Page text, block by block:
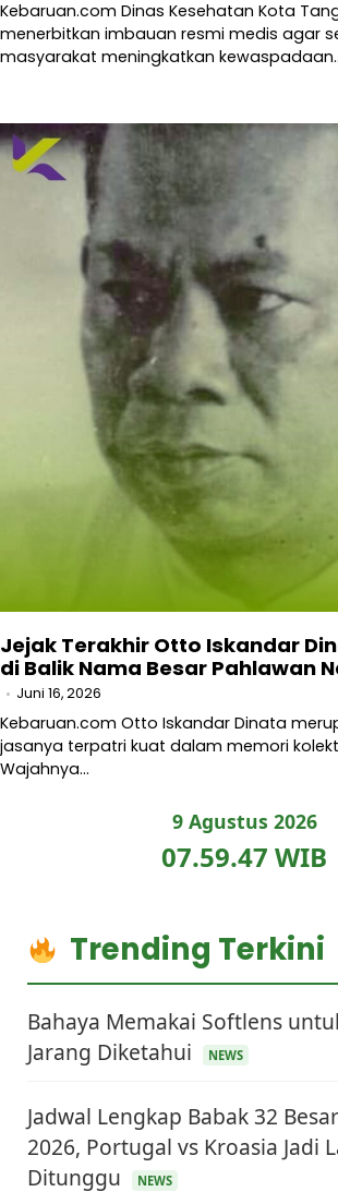
Kebaruan.com Dinas Kesehatan Kota
menerbitkan imbauan resmi medis agar
masyarakat meningkatkan
Jejak Terakhir Otto Iskandar
di Balik Nama Besar Pahlawan
Juni 16, 2026
Kebaruan.com Otto Iskandar Dinata
jasanya terpatri kuat dalam memori
Wajahnya…
9 Agustus 2026
07.59.48 WIB
Trending Terkini
Bahaya Memakai Softlens
Jarang Diketahui
NEWS
Jadwal Lengkap Babak 32
2026, Portugal vs Kroasia Jadi
Ditunggu
NEWS